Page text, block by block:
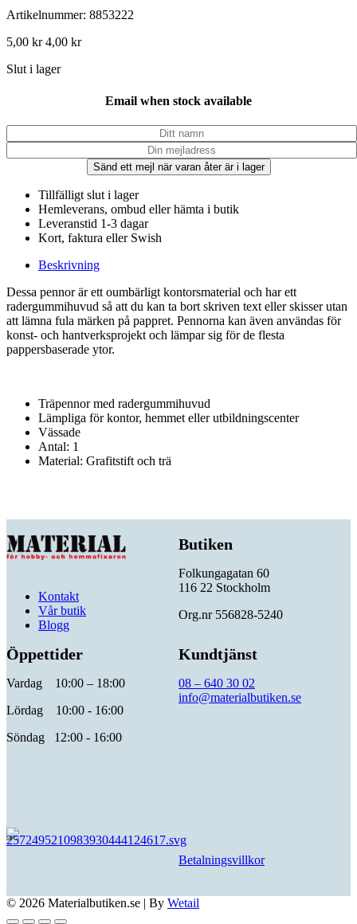
Artikelnummer: 8853222
5,00 kr 4,00 kr
Slut i lager
Email when stock available
Sänd ett mejl när varan åter är i lager
Tillfälligt slut i lager
Hemleverans, ombud eller hämta i butik
Leveranstid 1-3 dagar
Kort, faktura eller Swish
Beskrivning
Dessa pennor är ett oumbärligt kontorsmaterial och har ett
radergummihuvud så att du kan ta bort skriven text eller skisser utan
att lämna fula märken på pappret. Pennorna kan även användas för
konst- och hantverksprojekt och lämpar sig för de flesta
pappersbaserade ytor.
Träpennor med radergummihuvud
Lämpliga för kontor, hemmet eller utbildningscenter
Vässade
Antal: 1
Material: Grafitstift och trä
Kontakt
Vår butik
Blogg
Butiken
Folkungagatan 60
116 22 Stockholm
Org.nr 556828-5240
Öppettider
Vardag 10:00 – 18:00
Lördag 10:00 - 16:00
Söndag 12:00 - 16:00
Kundtjänst
08 – 640 30 02
info@materialbutiken.se
Betalningsvillkor
© 2026 Materialbutiken.se | By Wetail